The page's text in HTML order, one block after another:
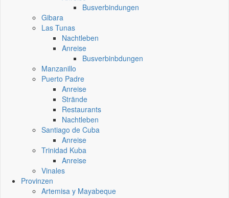
Busverbindungen
Gibara
Las Tunas
Nachtleben
Anreise
Busverbinbdungen
Manzanillo
Puerto Padre
Anreise
Strände
Restaurants
Nachtleben
Santiago de Cuba
Anreise
Trinidad Kuba
Anreise
Vinales
Provinzen
Artemisa y Mayabeque